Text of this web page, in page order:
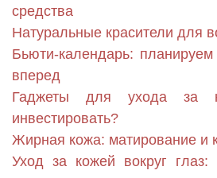
средства
Натуральные красители для
Бьюти-календарь:
вперед
Гаджеты для ухода за
инвестировать?
Жирная кожа: матирование и
Уход за кожей вокруг глаз: